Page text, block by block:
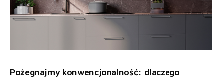
Pożegnajmy konwencjonalność: dlaczego